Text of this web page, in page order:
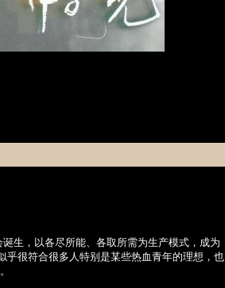
生，以各尽所能、各取所需为生产模式，成为
乎很符合很多人特别是某些热血青年的理想，也